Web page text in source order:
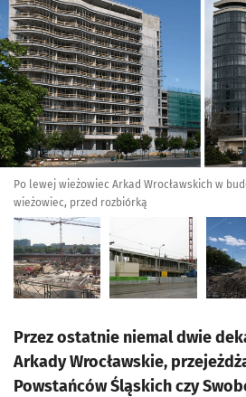
Po lewej wieżowiec Arkad Wrocławskich w
wieżowiec, przed rozbiórką
Przez ostatnie niemal dwie
Arkady Wrocławskie,
Powstańców Śląskich czy